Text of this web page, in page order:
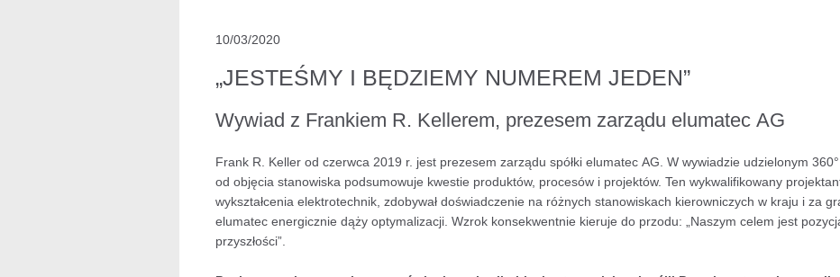
10/03/2020
„JESTEŚMY I BĘDZIEMY NUMEREM JEDEN”
Wywiad z Frankiem R. Kellerem, prezesem zarządu elumatec AG
Frank R. Keller od czerwca 2019 r. jest prezesem zarządu spółki elumatec AG. W wywiadzie udzielonym
od objęcia stanowiska podsumowuje kwestie produktów, procesów i projektów. Ten wykwalifikowany
wykształcenia elektrotechnik, zdobywał doświadczenie na różnych stanowiskach kierowniczych w kraju i za
elumatec energicznie dąży optymalizacji. Wzrok konsekwentnie kieruje do przodu: „Naszym celem jest
przyszłości”.